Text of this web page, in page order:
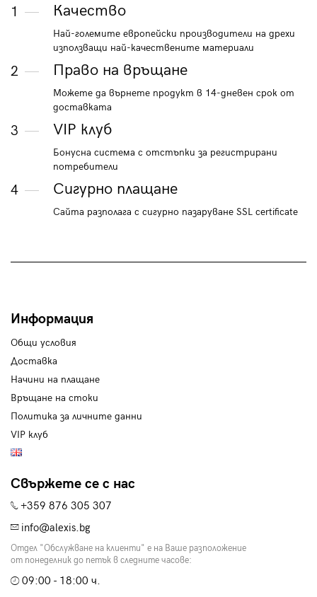
1 Качество
Най-големите европейски производители на дрехи
използващи най-качествените материали
2 Право на връщане
Можете да върнете продукт в 14-дневен срок от
доставката
3 VIP клуб
Бонусна система с отстъпки за регистрирани
потребители
4 Сигурно плащане
Сайта разполага с сигурно пазаруване SSL certificate
Информация
Общи условия
Доставка
Начини на плащане
Връщане на стоки
Политика за личните данни
VIP клуб
Свържете се с нас
+359 876 305 307
info@alexis.bg
Отдел "Обслужване на клиенти" е на Ваше разположение
от понеделник до петък в следните часове:
09:00 - 18:00 ч.